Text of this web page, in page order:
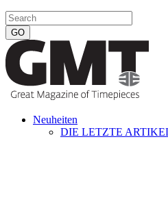
Neuheiten
DIE LETZTE